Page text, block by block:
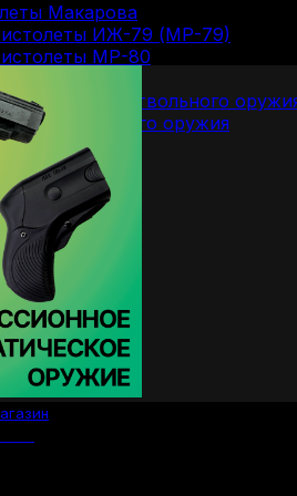
Макарова
ИЖ-79 (МР-79)
МР-80
для гладкоствольного
для нарезного оружия
для ОООП